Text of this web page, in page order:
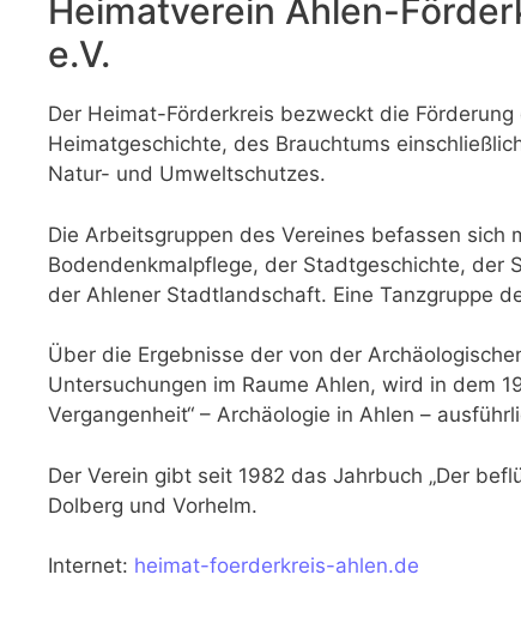
Heimatverein Ahlen-
e.V.
Der Heimat-Förderkreis bezweckt die
Heimatgeschichte, des Brauchtums
Natur- und Umweltschutzes.
Die Arbeitsgruppen des Vereines befassen sich
Bodendenkmalpflege, der Stadtgeschichte, der
der Ahlener Stadtlandschaft. Eine Tanzgruppe
Über die Ergebnisse der von der
Untersuchungen im Raume Ahlen, wird in dem
Vergangenheit“ – Archäologie in Ahlen –
Der Verein gibt seit 1982 das Jahrbuch „Der
Dolberg und Vorhelm.
Internet: heimat-foerderkreis-ahlen.de